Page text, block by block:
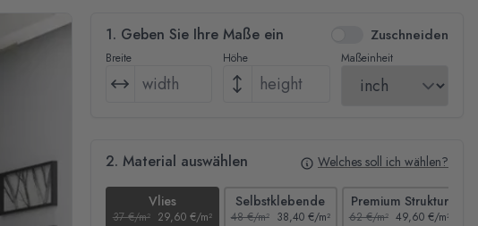
1. Geben Sie Ihre Maße ein Zuschneiden
Breite Höhe Maßeinheit
2. Material auswählen Welches soll ich wählen?
Vlies
37 €/m² 29,60 €/m²
Selbstklebende
48 €/m² 38,40 €/m²
Premium Struktur
62 €/m² 49,60 €/m²